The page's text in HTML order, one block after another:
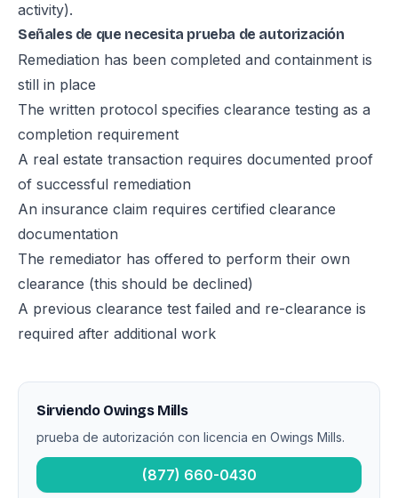
activity).
Señales de que necesita prueba de autorización
Remediation has been completed and containment is
still in place
The written protocol specifies clearance testing as a
completion requirement
A real estate transaction requires documented proof
of successful remediation
An insurance claim requires certified clearance
documentation
The remediator has offered to perform their own
clearance (this should be declined)
A previous clearance test failed and re-clearance is
required after additional work
Sirviendo Owings Mills
prueba de autorización con licencia en Owings Mills.
(877) 660-0430